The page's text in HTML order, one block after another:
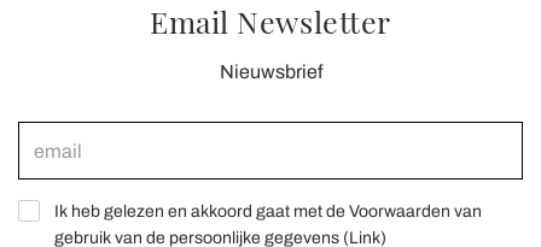
Email Newsletter
Nieuwsbrief
Ik heb gelezen en akkoord gaat met de Voorwaarden van
gebruik van de persoonlijke gegevens (Link)